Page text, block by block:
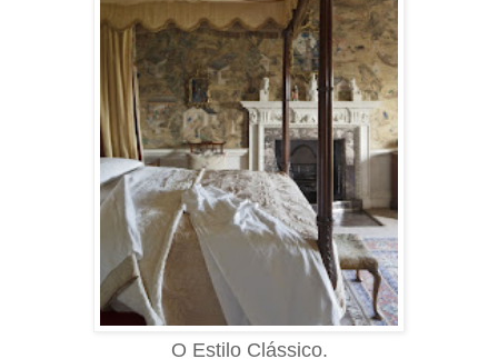
O EstiloClássico.